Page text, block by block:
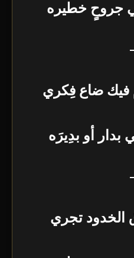
جروحٍ خطيره
فيك ضاع فِكري
بدار أو بدِيرَه
الخدود تجري